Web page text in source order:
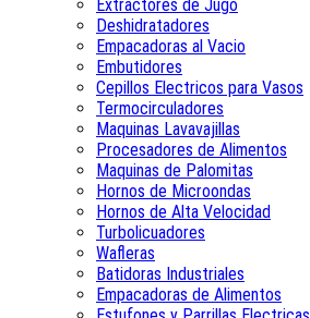
Extractores de Jugo
Deshidratadores
Empacadoras al Vacio
Embutidores
Cepillos Electricos para Vasos
Termocirculadores
Maquinas Lavavajillas
Procesadores de Alimentos
Maquinas de Palomitas
Hornos de Microondas
Hornos de Alta Velocidad
Turbolicuadores
Wafleras
Batidoras Industriales
Empacadoras de Alimentos